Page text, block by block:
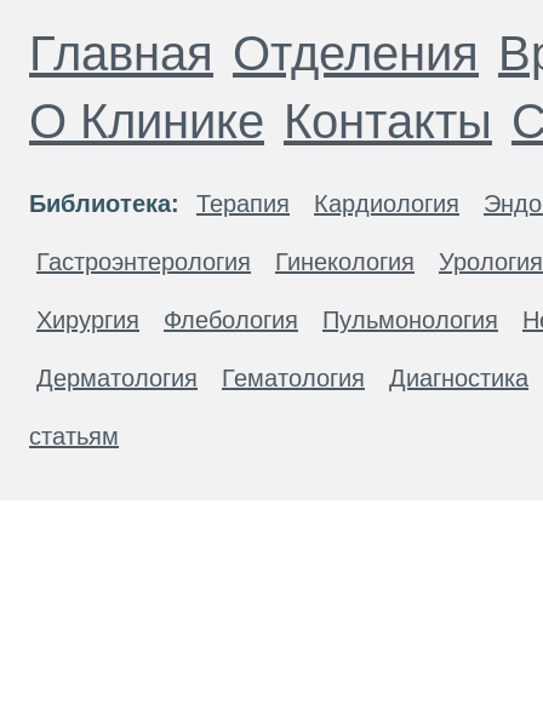
Главная Отделения
О Клинике Контакты
Библиотека: Терапия Кардиология
Гастроэнтерология Гинекология Урология
Хирургия Флебология Пульмонология
Дерматология Гематология Диагностика
статьям